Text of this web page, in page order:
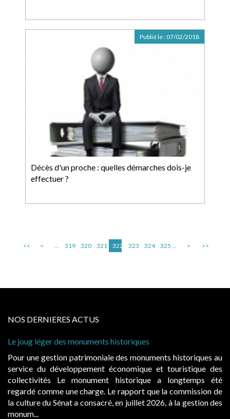
Décès d'un proche : quelles démarches dois-je
effectuer ?
Publié le : 07/02/2018
<< < ... 319 320 321 322 323 324 325... > >>
NOS DERNIERES ACTUS
Le joug léger des monuments historiques
Pour une gestion patrimoniale des monuments historiques au
service du développement économique et touristique des
collectivités Le monument historique a longtemps été
regardé comme une charge. Le rapport que la commission de
la culture du Sénat a consacré, en juillet 2026, à la gestion des
monum...